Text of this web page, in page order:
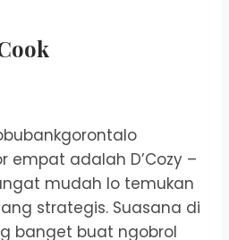
empat adalah D’Cozy –
mudah lo temukan
strategis. Suasana di
banget buat ngobrol